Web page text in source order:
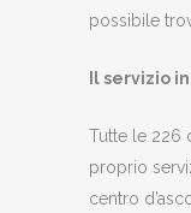
possibile
Il servizio
Tutte le 226
proprio
centro